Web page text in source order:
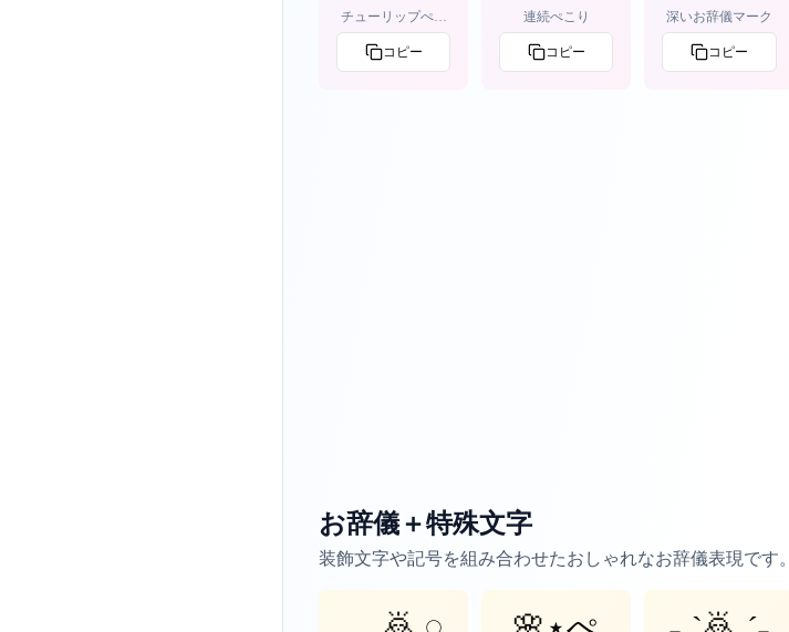
チューリップぺこ
り
コピー
連続ぺこり
コピー
深いお辞儀マーク
コピー
お辞儀＋特殊文字
装飾文字や記号を組み合わせたおしゃれなお辞儀表現です。